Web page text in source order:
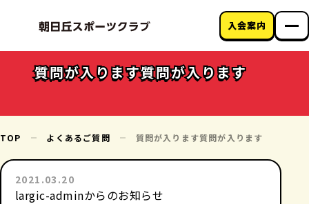
朝日丘スポーツク
ラブについて
教室のご案内
アクセス
お問い合わせ
入会案内
質問が入ります質問が入ります
TOP よくあるご質問 質問が入ります質問が入ります
2021.03.20
largic-adminからのお知らせ